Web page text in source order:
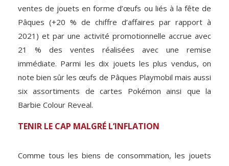
ventes de jouets en forme d’œufs ou liés à la fête de
Pâques (+20 % de chiffre d’affaires par rapport à
2021) et par une activité promotionnelle accrue avec
21 % des ventes réalisées avec une remise
immédiate. Parmi les dix jouets les plus vendus, on
note bien sûr les œufs de Pâques Playmobil mais aussi
six assortiments de cartes Pokémon ainsi que la
Barbie Colour Reveal.
TENIR LE CAP MALGRÉ L’INFLATION
Comme tous les biens de consommation, les jouets